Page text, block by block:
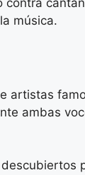
contra
música.
artistas
ambas